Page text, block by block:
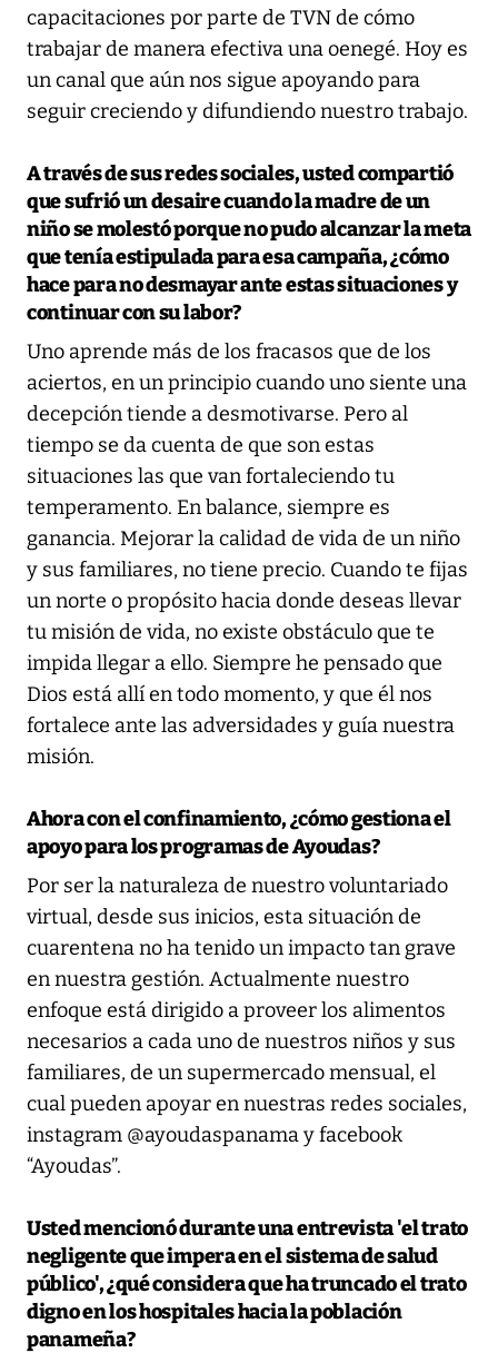
capacitaciones por parte de TVN de cómo
trabajar de manera efectiva una oenegé. Hoy es
un canal que aún nos sigue apoyando para
seguir creciendo y difundiendo nuestro trabajo.
A través de sus redes sociales, usted compartió
que sufrió un desaire cuando la madre de un
niño se molestó porque no pudo alcanzar la meta
que tenía estipulada para esa campaña, ¿cómo
hace para no desmayar ante estas situaciones y
continuar con su labor?
Uno aprende más de los fracasos que de los
aciertos, en un principio cuando uno siente una
decepción tiende a desmotivarse. Pero al
tiempo se da cuenta de que son estas
situaciones las que van fortaleciendo tu
temperamento. En balance, siempre es
ganancia. Mejorar la calidad de vida de un niño
y sus familiares, no tiene precio. Cuando te fijas
un norte o propósito hacia donde deseas llevar
tu misión de vida, no existe obstáculo que te
impida llegar a ello. Siempre he pensado que
Dios está allí en todo momento, y que él nos
fortalece ante las adversidades y guía nuestra
misión.
Ahora con el confinamiento, ¿cómo gestiona el
apoyo para los programas de Ayoudas?
Por ser la naturaleza de nuestro voluntariado
virtual, desde sus inicios, esta situación de
cuarentena no ha tenido un impacto tan grave
en nuestra gestión. Actualmente nuestro
enfoque está dirigido a proveer los alimentos
necesarios a cada uno de nuestros niños y sus
familiares, de un supermercado mensual, el
cual pueden apoyar en nuestras redes sociales,
instagram @ayoudaspanama y facebook
“Ayoudas”.
Usted mencionó durante una entrevista 'el trato
negligente que impera en el sistema de salud
público', ¿qué considera que ha truncado el trato
digno en los hospitales hacia la población
panameña?